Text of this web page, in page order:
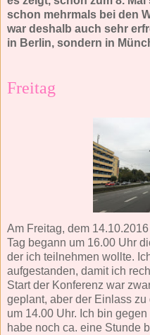
schon mehrmals bei den
war deshalb auch sehr
in Berlin, sondern in
Freitag
Am Freitag, dem
Tag begann um 16.00 Uhr
der ich teilnehmen wollte.
aufgestanden, damit ich
Start der Konferenz war
geplant, aber der Einlass
um 14.00 Uhr. Ich bin
habe noch ca. eine Stunde